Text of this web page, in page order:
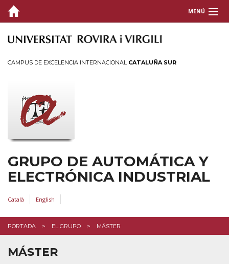
MENÚ
EL GRUPO
TRANSFERENCIA
ACES-GRID PROJECT
CONTACTO
CAMPUS DE EXCELENCIA INTERNACIONAL CATALUÑA SUR
GRUPO DE AUTOMÁTICA Y
ELECTRÓNICA INDUSTRIAL
Català English
PORTADA EL GRUPO MÁSTER
MÁSTER